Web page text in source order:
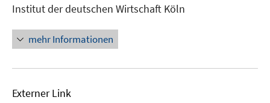
Fenster
öffnen
Institut der deutschen Wirtschaft Köln
mehr Informationen
Externer Link